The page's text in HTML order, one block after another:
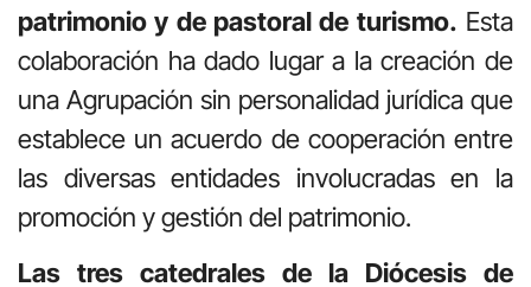
patrimonio y de pastoral de turismo. Esta
colaboración ha dado lugar a la creación de
una Agrupación sin personalidad jurídica que
establece un acuerdo de cooperación entre
las diversas entidades involucradas en la
promoción y gestión del patrimonio.
Las tres catedrales de la Diócesis de